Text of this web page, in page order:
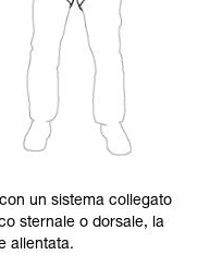
un sistema collegato
sternale o dorsale, la
allentata.